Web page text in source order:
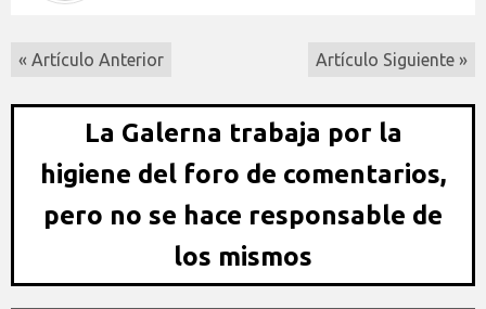
« Artículo Anterior Artículo Siguiente »
La Galerna trabaja por la
higiene del foro de comentarios,
pero no se hace responsable de
los mismos